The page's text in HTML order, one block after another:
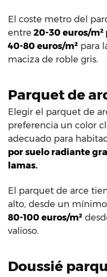
El coste metro del
entre 20-30 euros/m²
40-80 euros/m² para
maciza de roble gris.
Parquet de
Elegir el parquet de
preferencia un color
adecuado para
por suelo radiante
lamas.
El parquet de arce
alto, desde un
80-100 euros/m²
valioso.
Doussié